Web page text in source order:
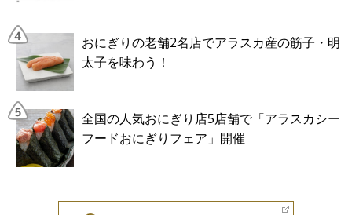
おにぎりの老舗2名店でアラスカ産の筋子・明
太子を味わう！
全国の人気おにぎり店5店舗で「アラスカシー
フードおにぎりフェア」開催